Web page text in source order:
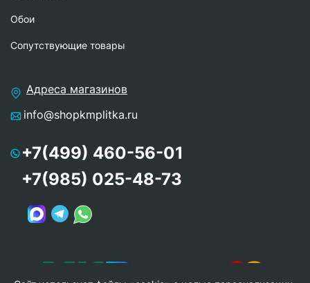
Обои
Сопутствующие товары
Адреса магазинов
info@shopkmplitka.ru
+7(499) 460-56-01
+7(985) 025-48-73